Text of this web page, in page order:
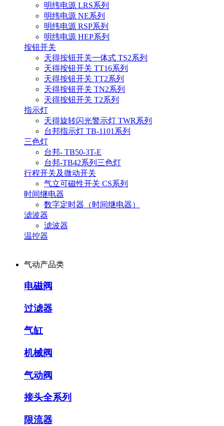
明纬电源 LRS系列
明纬电源 NE系列
明纬电源 RSP系列
明纬电源 HEP系列
按钮开关
天得按钮开关一体式 TS2系列
天得按钮开关 TT16系列
天得按钮开关 TT2系列
天得按钮开关 TN2系列
天得按钮开关 T2系列
指示灯
天得旋转闪光警示灯 TWR系列
台邦指示灯 TB-1101系列
三色灯
台邦- TB50-3T-E
台邦-TB42系列三色灯
行程开关及微动开关
气立可磁性开关 CS系列
时间继电器
数字定时器（时间继电器）
滤波器
滤波器
温控器
气动产品类
电磁阀
过滤器
气缸
机械阀
气动阀
接头全系列
限流器